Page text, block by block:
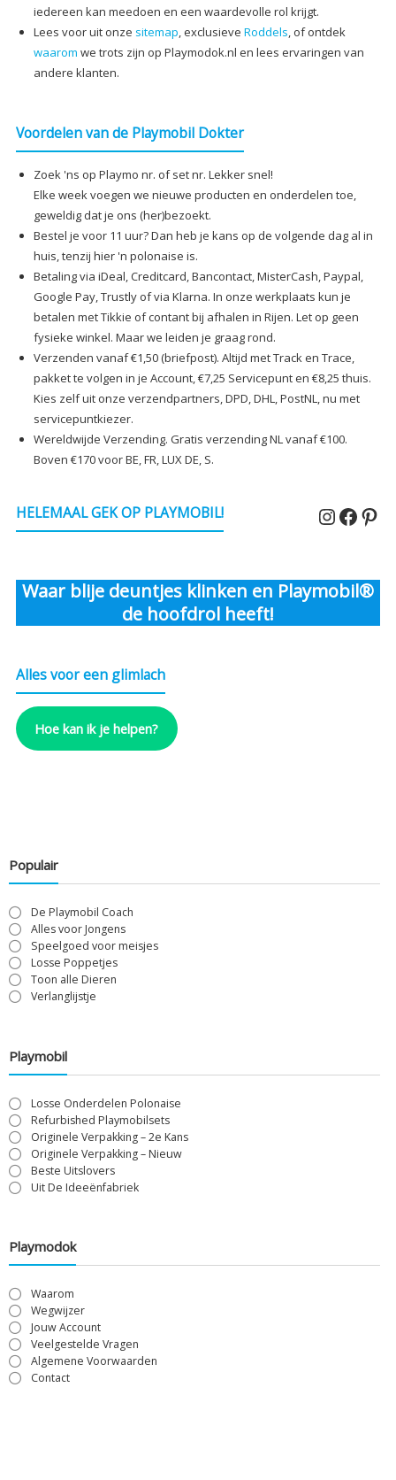
iedereen kan meedoen en een waardevolle rol krijgt.
Lees voor uit onze sitemap, exclusieve Roddels, of ontdek
waarom we trots zijn op Playmodok.nl en lees ervaringen van
andere klanten.
Voordelen van de Playmobil Dokter
Zoek 'ns op Playmo nr. of set nr. Lekker snel!
Elke week voegen we nieuwe producten en onderdelen toe,
geweldig dat je ons (her)bezoekt.
Bestel je voor 11 uur? Dan heb je kans op de volgende dag al in
huis, tenzij hier 'n polonaise is.
Betaling via iDeal, Creditcard, Bancontact, MisterCash, Paypal,
Google Pay, Trustly of via Klarna. In onze werkplaats kun je
betalen met Tikkie of contant bij afhalen in Rijen. Let op geen
fysieke winkel. Maar we leiden je graag rond.
Verzenden vanaf €1,50 (briefpost). Altijd met Track en Trace,
pakket te volgen in je Account, €7,25 Servicepunt en €8,25 thuis.
Kies zelf uit onze verzendpartners, DPD, DHL, PostNL, nu met
servicepuntkiezer.
Wereldwijde Verzending. Gratis verzending NL vanaf €100.
Boven €170 voor BE, FR, LUX DE, S.
HELEMAAL GEK OP PLAYMOBIL!
Waar blije deuntjes klinken en Playmobil®
de hoofdrol heeft!
Alles voor een glimlach
Hoe kan ik je helpen?
Populair
De Playmobil Coach
Alles voor Jongens
Speelgoed voor meisjes
Losse Poppetjes
Toon alle Dieren
Verlanglijstje
Playmobil
Losse Onderdelen Polonaise
Refurbished Playmobilsets
Originele Verpakking – 2e Kans
Originele Verpakking – Nieuw
Beste Uitslovers
Uit De Ideeënfabriek
Playmodok
Waarom
Wegwijzer
Jouw Account
Veelgestelde Vragen
Algemene Voorwaarden
Contact